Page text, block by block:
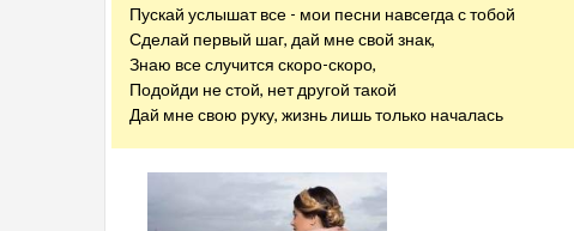
Пускай услышат все - мои песни навсегда с тобой
Сделай первый шаг, дай мне свой знак,
Знаю все случится скоро-скоро,
Подойди не стой, нет другой такой
Дай мне свою руку, жизнь лишь только началась